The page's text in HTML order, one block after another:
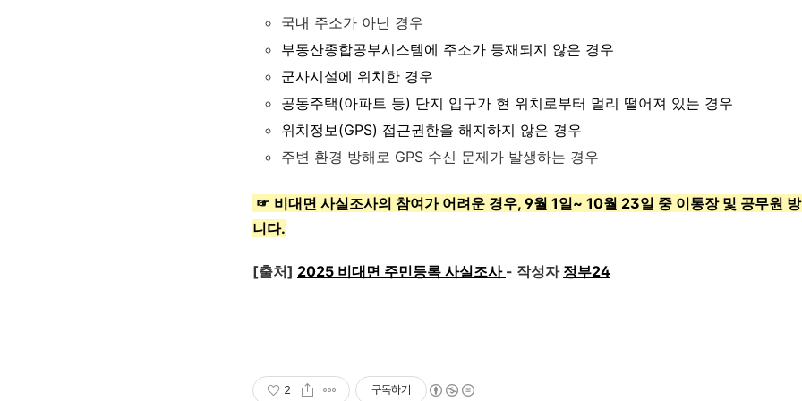
국내 주소가 아닌 경우
부동산종합공부시스템에 주소가 등재되지 않은 경우
군사시설에 위치한 경우
공동주택(아파트 등) 단지 입구가 현 위치로부터 멀리 떨어져 있는 경우
위치정보(GPS) 접근권한을 해지하지 않은 경우
주변 환경 방해로 GPS 수신 문제가 발생하는 경우
☞ 비대면 사실조사의 참여가 어려운 경우, 9월 1일~ 10월 23일 중 이통장 및 공무원
니다.
[출처] 2025 비대면 주민등록 사실조사 - 작성자 정부24
2 구독하기